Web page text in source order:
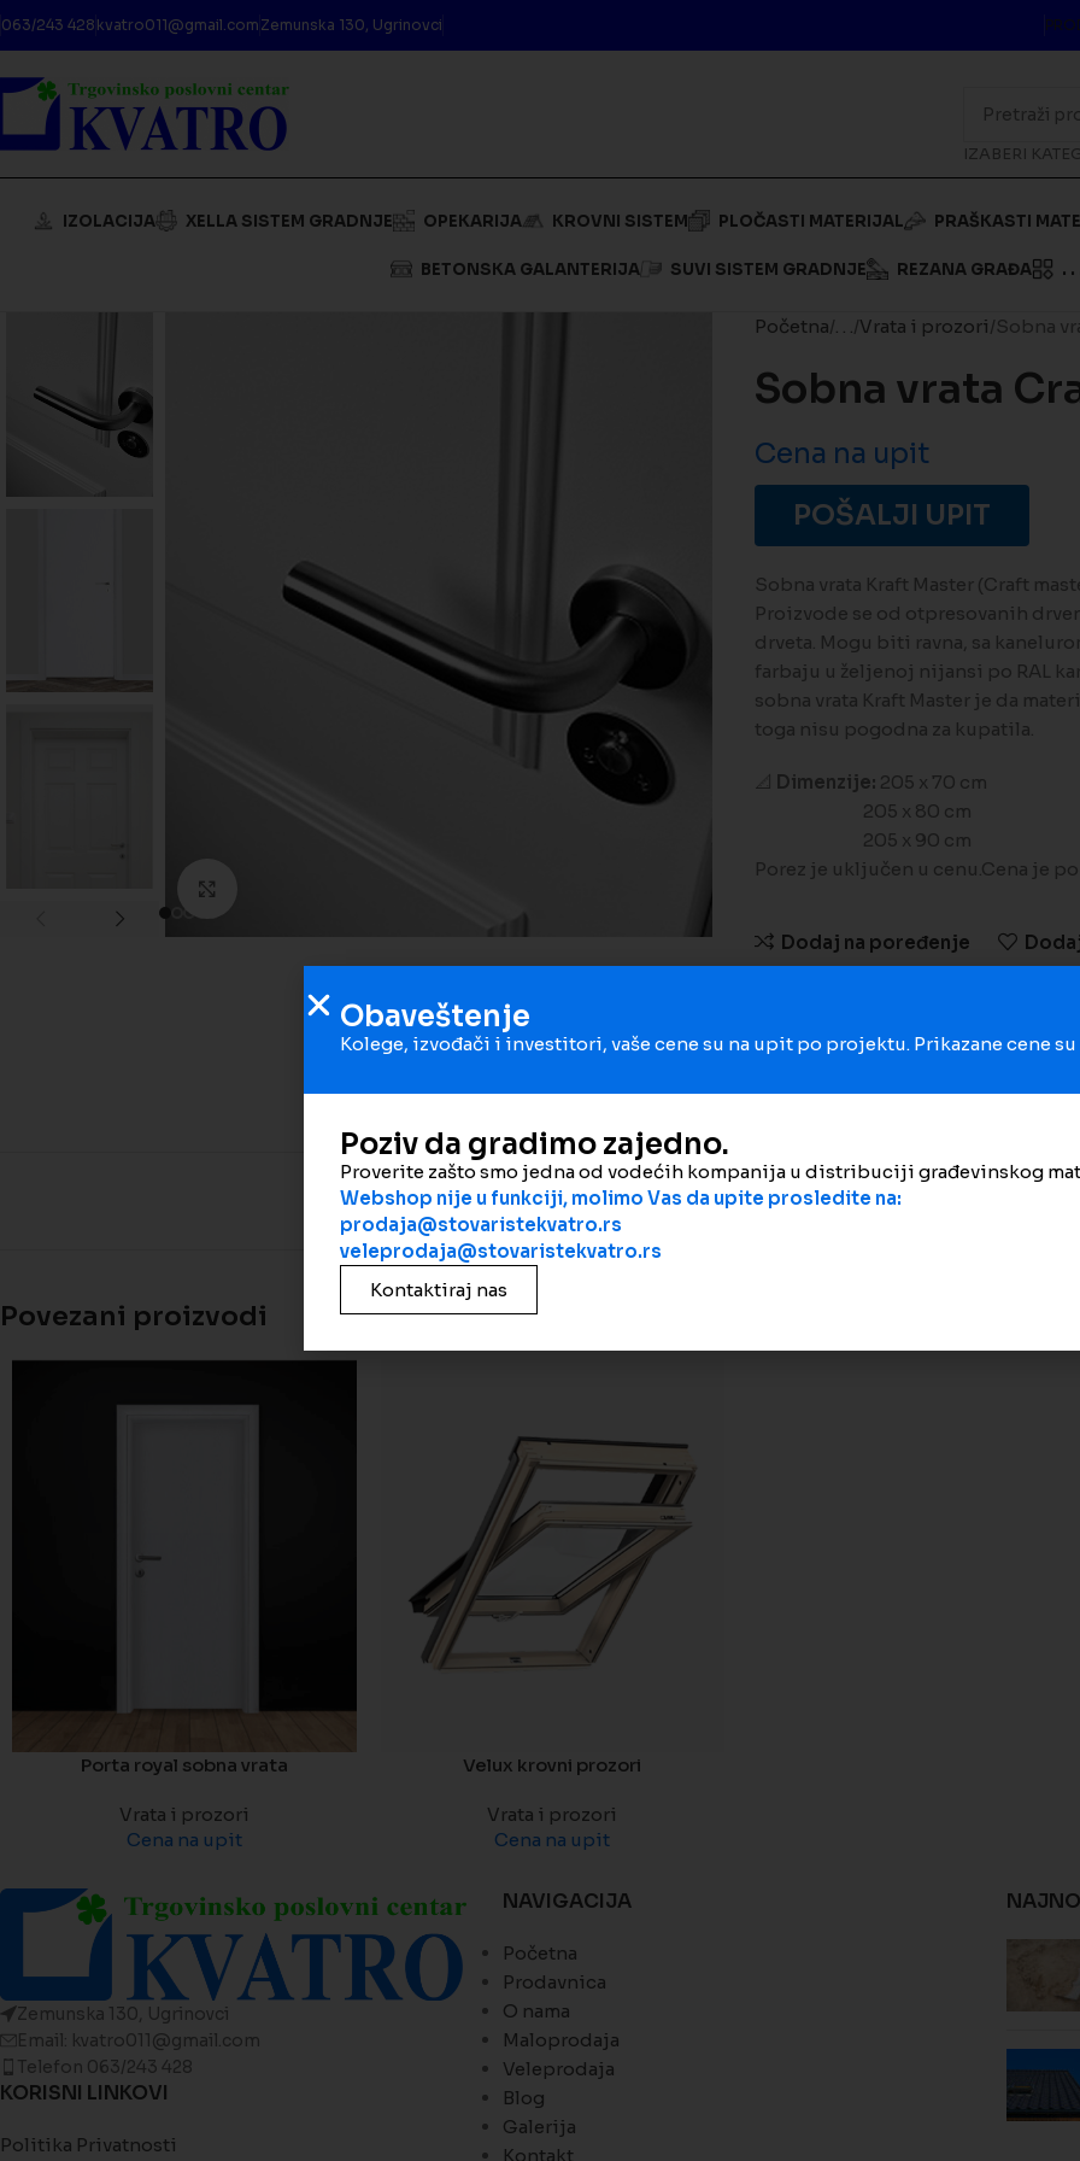
063/243 428 kvatro011@gmail.com Zemunska 130, Ugrinovci
IZABERI
IZOLACIJA XELLA SISTEM GRADNJE OPEKARIJA KROVNI SISTEM PLOČASTI MATERIJAL PRAŠKASTI
BETONSKA GALANTERIJA SUVI SISTEM GRADNJE REZANA GRAĐA . .
Početna . . . Vrata i prozori Sobna
Sobna vrata
Cena na upit
POŠALJI UPIT
Sobna vrata Kraft Master (Craft
Proizvode se od otpresovanih
drveta. Mogu biti ravna, sa
farbaju u željenoj nijansi po RAL
sobna vrata Kraft Master je da
toga nisu pogodna za kupatila.
📐 Dimenzije: 205 x 70 cm
205 x 80 cm
205 x 90 cm
Porez je uključen u cenu.Cena je
Dodaj na poređenje
Kategorija:Vrata i prozori
Povezani proizvodi
Porta royal sobna vrata
Vrata i prozori
Cena na upit
Velux krovni prozori
Vrata i prozori
Cena na upit
Zemunska 130, Ugrinovci
Email: kvatro011@gmail.com
Telefon 063/243 428
KORISNI LINKOVI
Politika Privatnosti
NAVIGACIJA
Početna
Prodavnica
O nama
Maloprodaja
Veleprodaja
Blog
Galerija
Kontakt
Obaveštenje
Kolege, izvođači i investitori, vaše cene su na upit po projektu. Prikazane cene
Poziv da gradimo zajedno.
Proverite zašto smo jedna od vodećih kompanija u distribuciji građevinskog
Webshop nije u funkciji, molimo Vas da upite prosledite na:
prodaja@stovaristekvatro.rs
veleprodaja@stovaristekvatro.rs
Kontaktiraj nas